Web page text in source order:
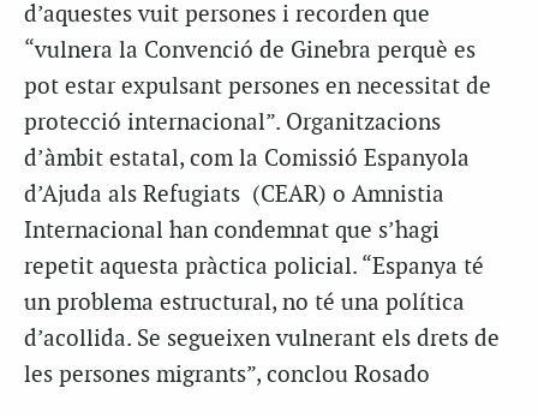
d’aquestes vuit persones i recorden que
“vulnera la Convenció de Ginebra perquè es
pot estar expulsant persones en necessitat de
protecció internacional”. Organitzacions
d’àmbit estatal, com la Comissió Espanyola
d’Ajuda als Refugiats (CEAR) o Amnistia
Internacional han condemnat que s’hagi
repetit aquesta pràctica policial. “Espanya té
un problema estructural, no té una política
d’acollida. Se segueixen vulnerant els drets de
les persones migrants”, conclou Rosado